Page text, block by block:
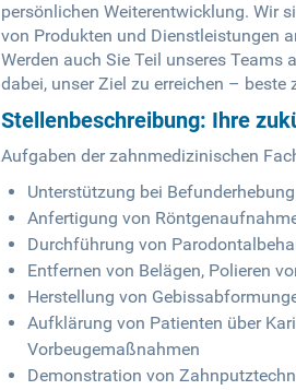
persönlichen Weiterentwicklung. Wir
von Produkten und Dienstleistungen
Werden auch Sie Teil unseres
dabei, unser Ziel zu erreichen –
Stellenbeschreibung: Ihre
Aufgaben der zahnmedizinischen
Unterstützung bei
Anfertigung von
Durchführung von
Entfernen von Belägen, Polieren
Herstellung von
Aufklärung von Patienten über
Vorbeugemaßnahmen
Demonstration von